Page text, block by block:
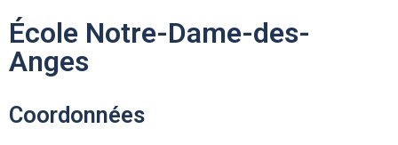
École Notre-Dame-des-
Anges
Coordonnées